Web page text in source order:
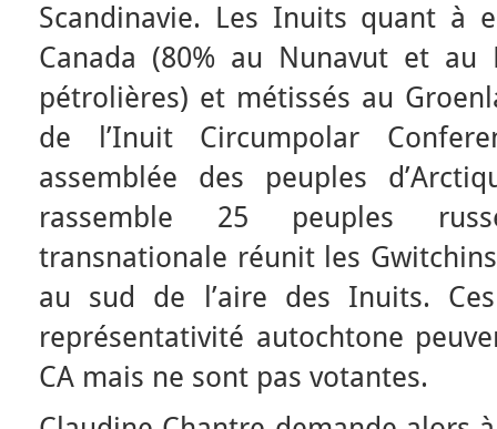
Scandinavie. Les Inuits quant à
Canada (80% au Nunavut et au
pétrolières) et métissés au
de l’Inuit Circumpolar
assemblée des peuples
rassemble 25 peuples
transnationale réunit les
au sud de l’aire des Inuits.
représentativité autochtone
CA mais ne sont pas votantes.